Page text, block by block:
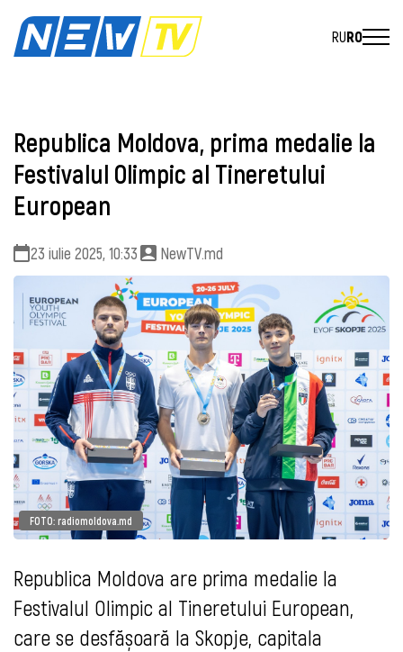
RURO
Republica Moldova, prima medalie la
Festivalul Olimpic al Tineretului
European
23 iulie 2025, 10:33 NewTV.md
FOTO: radiomoldova.md
Republica Moldova are prima medalie la
Festivalul Olimpic al Tineretului European,
care se desfășoară la Skopje, capitala